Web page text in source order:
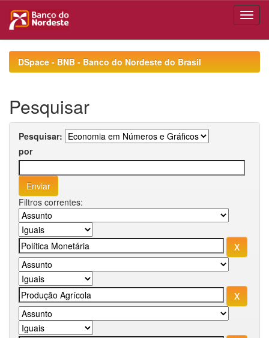
navigationDSpace - BNB - Banco do Nordeste do Brasil
Pesquisar
Pesquisar:
por
Filtros correntes: